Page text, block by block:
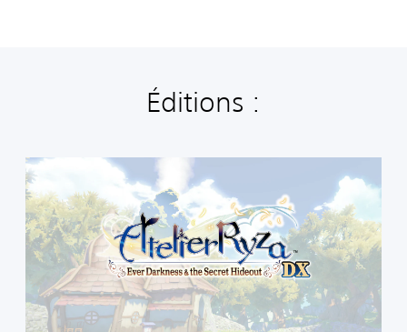
Éditions :
A
t
e
l
i
y
z